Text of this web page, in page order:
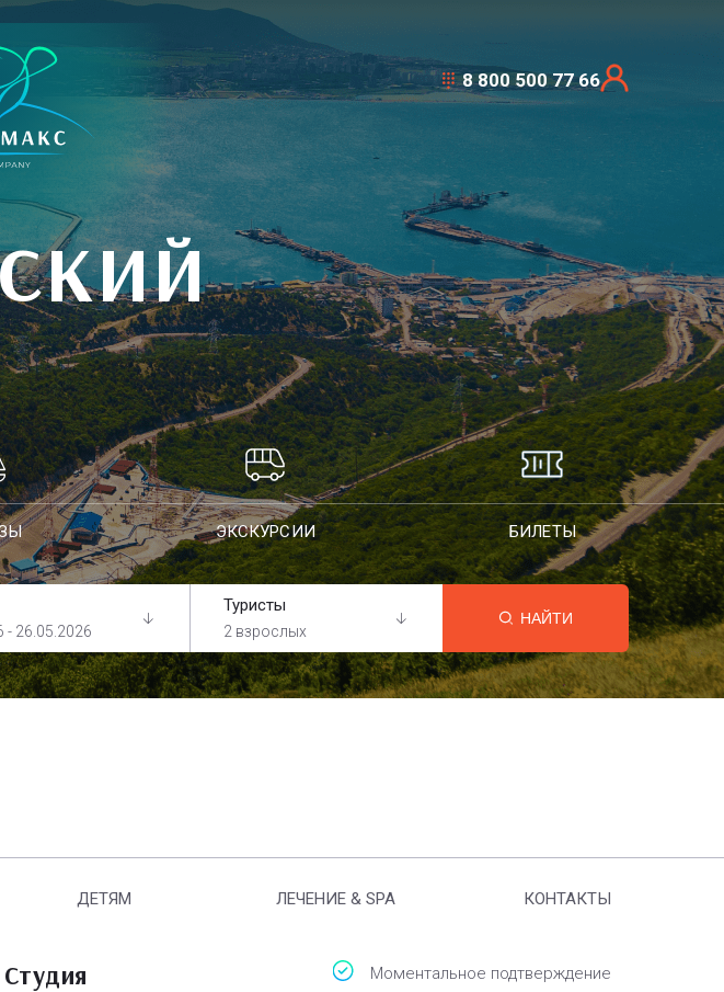
8 800 500 77 66
ЭКСКУРСИИ БИЛЕТЫ
- 26.05.2026
Туристы
2 взрослых
НАЙТИ
ДЕТЯМ ЛЕЧЕНИЕ & SPA КОНТАКТЫ
Студия Моментальное подтверждение